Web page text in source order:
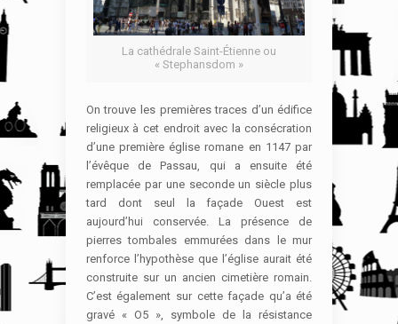
La cathédrale Saint-Étienne ou
« Stephansdom »
On trouve les premières traces d’un édifice
religieux à cet endroit avec la consécration
d’une première église romane en 1147 par
l’évêque de Passau, qui a ensuite été
remplacée par une seconde un siècle plus
tard dont seul la façade Ouest est
aujourd’hui conservée. La présence de
pierres tombales emmurées dans le mur
renforce l’hypothèse que l’église aurait été
construite sur un ancien cimetière romain.
C’est également sur cette façade qu’a été
gravé « O5 », symbole de la résistance